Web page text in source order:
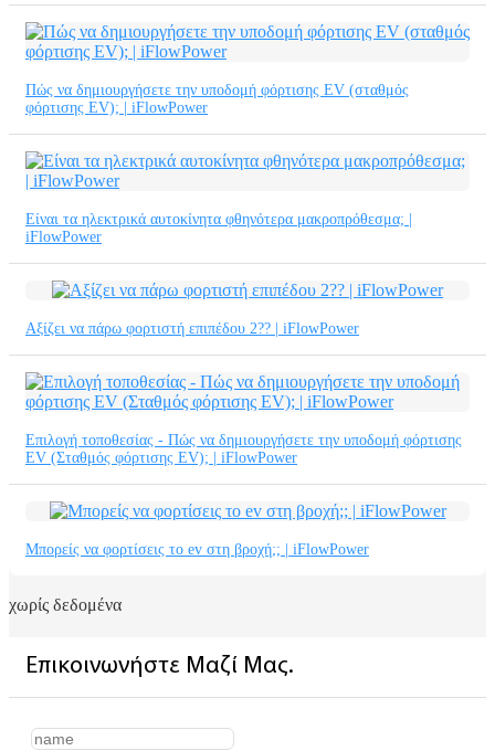
Πώς να δημιουργήσετε την υποδομή φόρτισης EV (σταθμός
φόρτισης EV); | iFlowPower
Είναι τα ηλεκτρικά αυτοκίνητα φθηνότερα μακροπρόθεσμα; |
iFlowPower
Αξίζει να πάρω φορτιστή επιπέδου 2?? | iFlowPower
Επιλογή τοποθεσίας - Πώς να δημιουργήσετε την υποδομή φόρτισης
EV (Σταθμός φόρτισης EV); | iFlowPower
Μπορείς να φορτίσεις το ev στη βροχή;; | iFlowPower
χωρίς δεδομένα
Επικοινωνήστε Μαζί Μας.